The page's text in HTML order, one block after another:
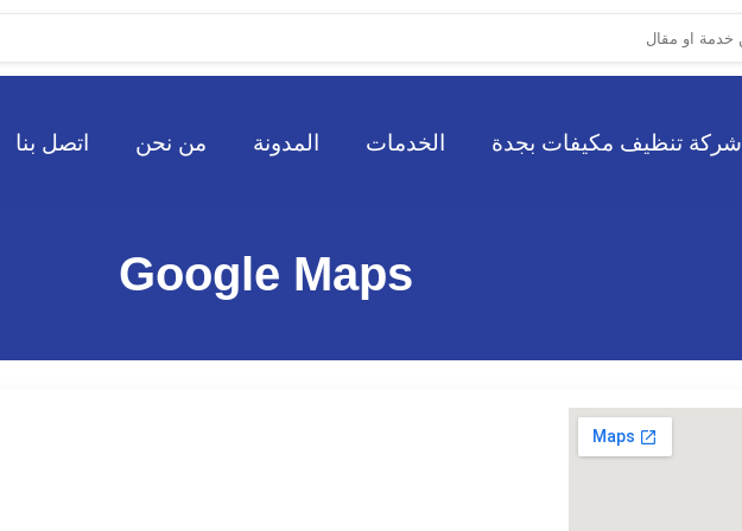
شركة تنظيف مكيفات بجدة الخدمات المدونة من نحن اتصل بنا
Google Maps